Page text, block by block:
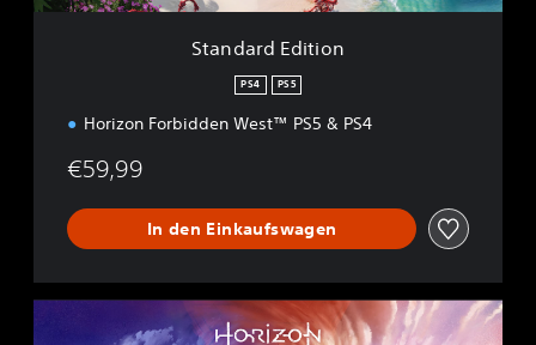
t
Standard Edition
PS4 PS5
Horizon Forbidden West™ PS5 & PS4
€59,99
In den Einkaufswagen